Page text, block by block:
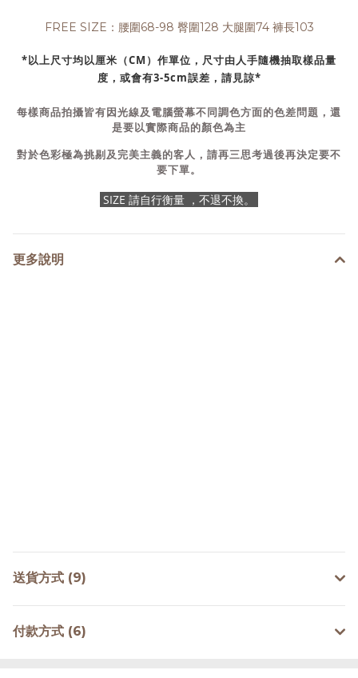
FREE SIZE：腰圍68-98 臀圍128 大腿圍74 褲長103
*以上尺寸均以厘米（CM）作單位，尺寸由人手隨機抽取樣品量
度，或會有3-5cm誤差，請見諒*
每樣商品拍攝皆有因光線及電腦螢幕不同調色方面的色差問題，還
是要以實際商品的顏色為主
對於色彩極為挑剔及完美主義的客人，請再三思考過後再決定要不
要下單。
SIZE 請自行衡量 ，不退不換。
更多說明
送貨方式 (9)
付款方式 (6)